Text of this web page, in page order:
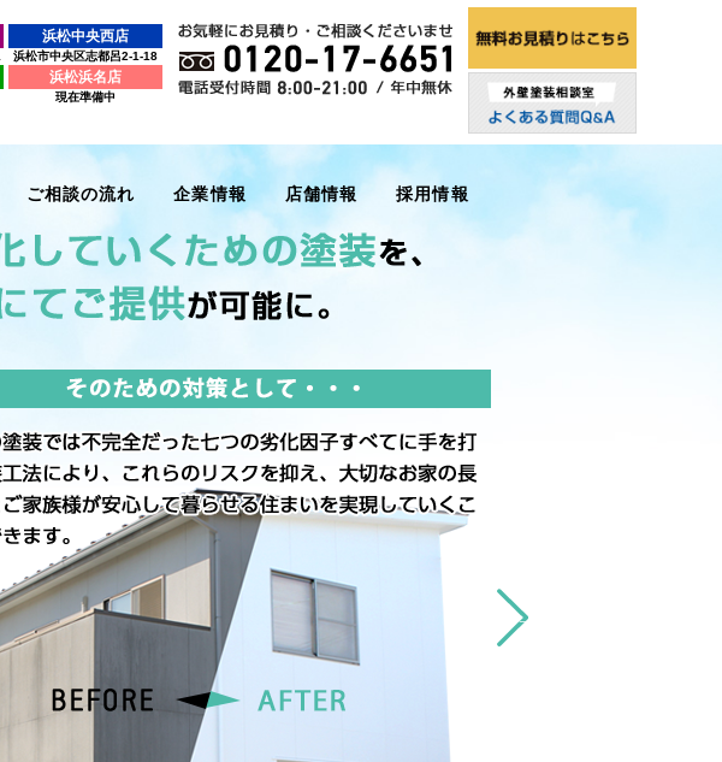
浜松中央西店
浜松市中央区志都呂2-1-18
浜松浜名店
現在準備中
ご相談の流れ 企業情報 店舗情報 採用情報